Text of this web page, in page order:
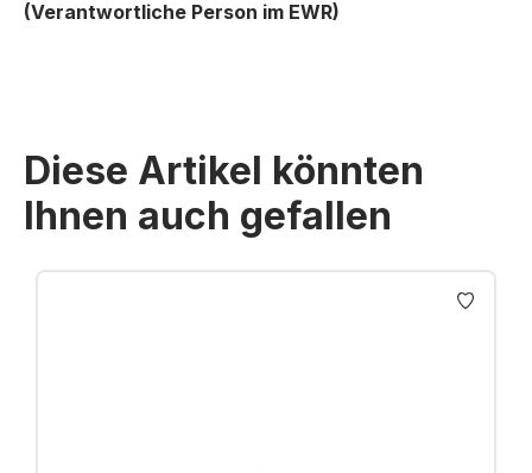
(Verantwortliche Person im EWR)
Diese Artikel könnten
Ihnen auch gefallen
Produktgalerie überspringen